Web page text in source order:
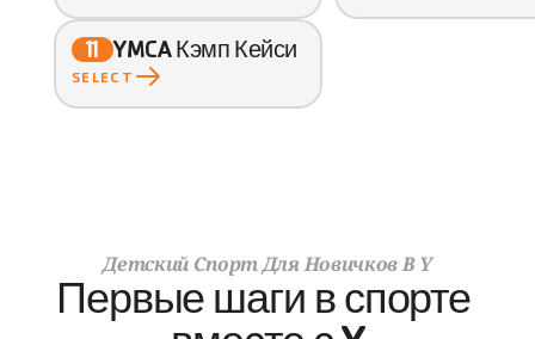
11 YMCA Кэмп Кейси
SELECT
Детский Спорт Для Новичков В Y
Первые шаги в спорте